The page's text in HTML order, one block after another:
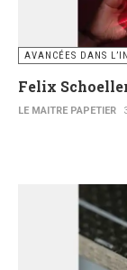
AVANCÉES DANS
Felix
LE MAITRE PAPETIER